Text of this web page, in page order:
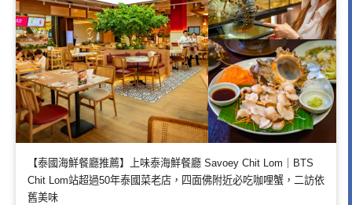
【泰國海鮮餐廳推薦】上味泰海鮮餐廳 Savoey Chit Lom｜BTS
Chit Lom站超過50年泰國菜老店，四面佛附近必吃咖哩蟹，二訪依
舊美味